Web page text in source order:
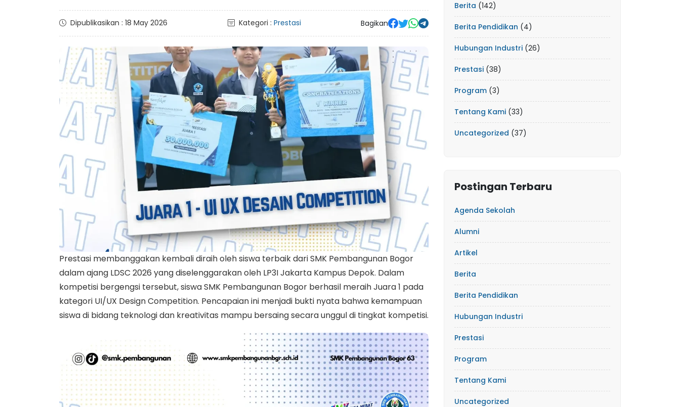
Dipublikasikan : 18 May 2026 Kategori : Prestasi Bagikan
Prestasi membanggakan kembali diraih oleh siswa terbaik dari SMK Pembangunan Bogor
dalam ajang LDSC 2026 yang diselenggarakan oleh LP3I Jakarta Kampus Depok. Dalam
kompetisi bergengsi tersebut, siswa SMK Pembangunan Bogor berhasil meraih Juara 1 pada
kategori UI/UX Design Competition. Pencapaian ini menjadi bukti nyata bahwa kemampuan
siswa di bidang teknologi dan kreativitas mampu bersaing secara unggul di tingkat kompetisi.
Berita (142)
Berita Pendidikan (4)
Hubungan Industri (26)
Prestasi (38)
Program (3)
Tentang Kami (33)
Uncategorized (37)
Postingan Terbaru
Agenda Sekolah
Alumni
Artikel
Berita
Berita Pendidikan
Hubungan Industri
Prestasi
Program
Tentang Kami
Uncategorized